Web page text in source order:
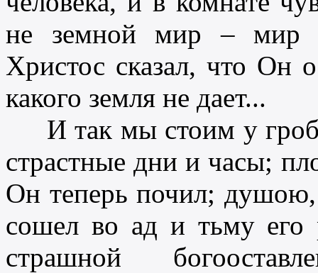
не земной мир – мир
Христос сказал, что Он
какого земля не дает...
И так мы стоим у
страстные дни и часы;
Он теперь почил;
сошел во ад и тьму его
страшной